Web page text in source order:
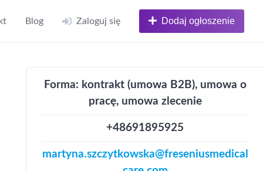
Blog Zaloguj się Dodaj ogłoszenie
Forma: kontrakt (umowa B2B), umowa o
pracę, umowa zlecenie
+48691895925
martyna.szczytkowska@freseniusmedical